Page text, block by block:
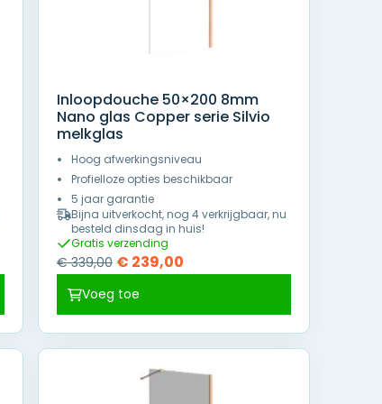
Inloopdouche 50×200 8mm
Nano glas Copper serie Silvio
melkglas
Hoog afwerkingsniveau
Profielloze opties beschikbaar
5 jaar garantie
Bijna uitverkocht, nog 4 verkrijgbaar, nu
besteld dinsdag in huis!
Gratis verzending
€339,00 Oorspronkelijke
€ 339,00.
€ 239,00Huidige
€ 239,00.
Voeg toe